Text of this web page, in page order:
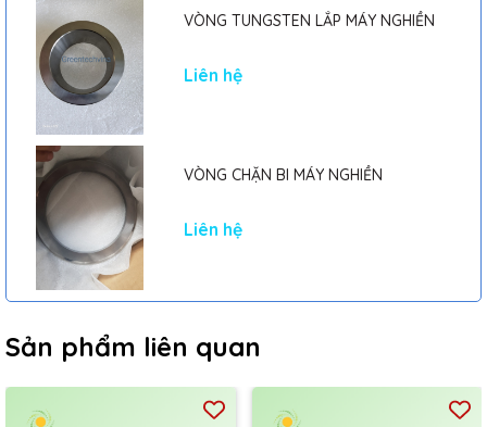
VÒNG TUNGSTEN LẮP MÁY NGHIỀN
Liên hệ
VÒNG CHẶN BI MÁY NGHIỀN
Liên hệ
Sản phẩm liên quan